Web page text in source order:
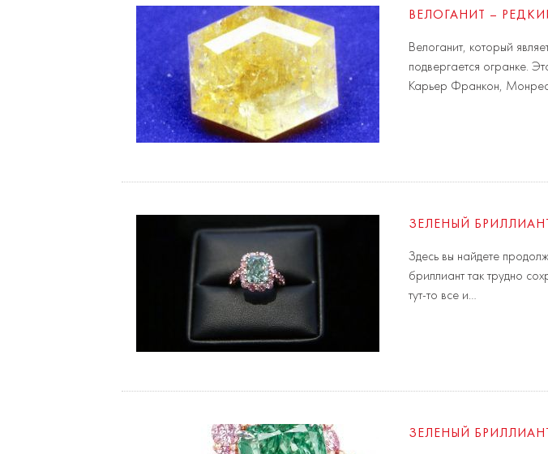
ВЕЛОГАНИТ –
Велоганит, который
подвергается огранке.
Карьер Франкон,
ЗЕЛЕНЫЙ
Здесь вы найдете
бриллиант так трудно
тут-то все и…
ЗЕЛЕНЫЙ БРИЛЛИАНТ